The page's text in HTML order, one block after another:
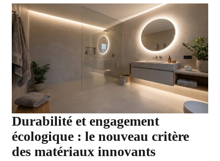
Durabilité et engagement
écologique : le nouveau critère
des matériaux innovants